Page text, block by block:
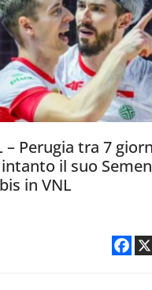
– Perugia tra 7
il suo
in VNL